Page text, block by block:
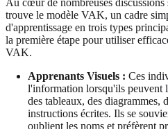
Au cœur de nombreuses discussions
trouve le modèle VAK, un cadre
d'apprentissage en trois types
la première étape pour utiliser
VAK.
Apprenants Visuels : Ces
l'information lorsqu'ils peuvent
des tableaux, des diagrammes,
instructions écrites. Ils se
oublient les noms et préfèrent